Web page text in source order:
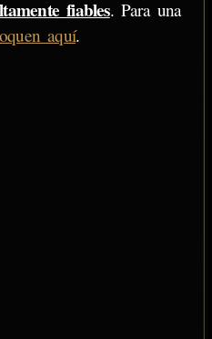
fiables. Para una
aquí.